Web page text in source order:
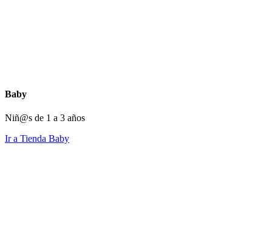
Baby
Niñ@s de 1 a 3 años
Ir a Tienda Baby